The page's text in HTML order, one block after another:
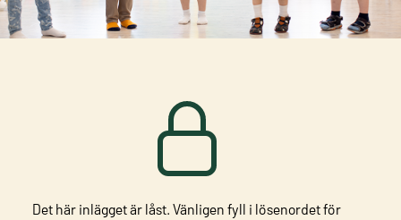
Det här inlägget är låst. Vänligen fyll i lösenordet för